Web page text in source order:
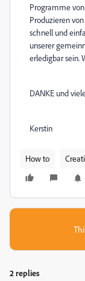
Programme
Produzieren
schnell und
unserer
erledigbar sein.
DANKE und
Kerstin
How to
2 replies